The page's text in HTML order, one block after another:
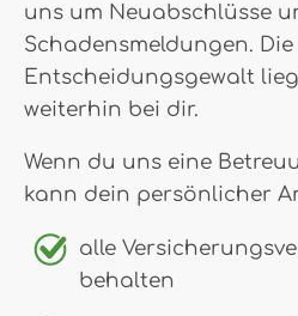
uns um Neuabschlüsse
Schadensmeldungen. Die
Entscheidungsgewalt
weiterhin bei dir.
Wenn du uns eine
kann dein persönlicher
alle
behalten